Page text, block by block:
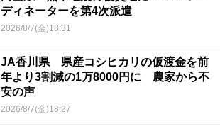
ディネーターを第4次派遣
2026/8/7(金)18:31
JA香川県 県産コシヒカリの仮渡金を前
年より3割減の1万8000円に 農家から不
安の声
2026/8/7(金)18:27